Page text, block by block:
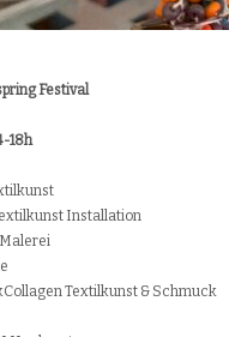
Festival
18h
Installation
Textilkunst & Schmuck